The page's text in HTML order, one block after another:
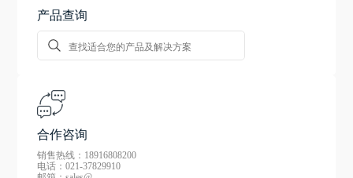
产品查询
合作咨询
销售热线：18916808200
电话：021-37829910